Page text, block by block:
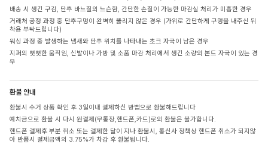
배송 시 생긴 구김, 단추 바느질의 느슨함, 간단한 손질이 가능한 마감실 처리가 미흡한 경우
거래처 공정 과정 중 단추구멍이 완벽히 뚫리지 않은 경우 (가위로 간단하게 구멍을 내주신 뒤
착용 부탁드립니다)
워싱 과정 중 발생하는 냄새와 단추 위치를 나타내는 초크 자국이 남은 경우
지퍼의 뻣뻣한 움직임, 신발이나 가방 및 소품 마감 처리에서 생긴 소량의 본드 자국이 있는 경
우
환불 안내
환불시 수거 상품 확인 후 3일이내 결제하신 방법으로 환불해드립니다
예치금으로 환불 시 다시 원결제(무통장,핸드폰,카드)로의 환불은 불가합니다.
핸드폰 결제후 부분 취소 또는 결제한 달이 지나 환불시, 통신사 정책상 핸드폰 취소가 되지않
아 반품시 결제금액의 3.75%가 차감 후 환불됩니다.